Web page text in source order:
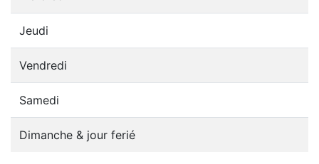
Jeudi
Vendredi
Samedi
Dimanche & jour ferié